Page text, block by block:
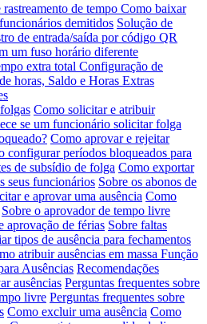
de tempo Como baixar
demitidos Solução de
de entrada/saída por código QR
um fuso horário diferente
extra total Configuração de
horas, Saldo e Horas Extras
Como solicitar e atribuir
se um funcionário solicitar folga
Como aprovar e rejeitar
configurar períodos bloqueados para
de subsídio de folga Como exportar
seus funcionários Sobre os abonos de
e aprovar uma ausência Como
Sobre o aprovador de tempo livre
aprovação de férias Sobre faltas
tipos de ausência para fechamentos
atribuir ausências em massa Função
Ausências Recomendações
ausências Perguntas frequentes sobre
livre Perguntas frequentes sobre
Como excluir uma ausência Como